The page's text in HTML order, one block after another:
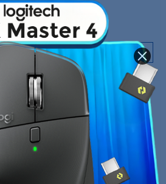
599,00 MAD
1 799,00 MAD
Produit en stock
Ajouter au panier